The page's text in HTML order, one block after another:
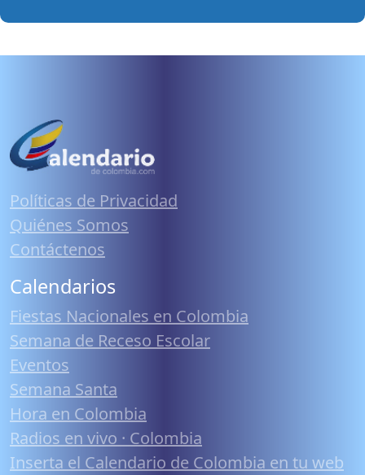
Políticas de Privacidad
Quiénes Somos
Contáctenos
Calendarios
Fiestas Nacionales en Colombia
Semana de Receso Escolar
Eventos
Semana Santa
Hora en Colombia
Radios en vivo · Colombia
Inserta el Calendario de Colombia en tu web